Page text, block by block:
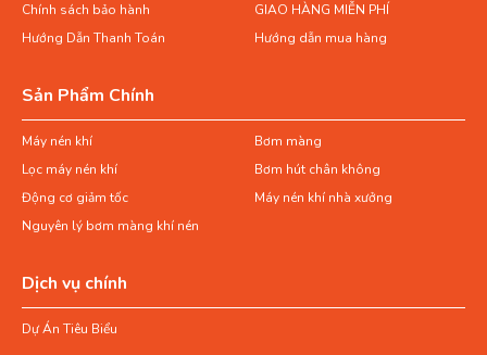
Chính sách bảo hành
GIAO HÀNG MIỄN PHÍ
Hướng Dẫn Thanh Toán
Hướng dẫn mua hàng
Sản Phẩm Chính
Máy nén khí
Bơm màng
Lọc máy nén khí
Bơm hút chân không
Động cơ giảm tốc
Máy nén khí nhà xưởng
Nguyên lý bơm màng khí nén
Dịch vụ chính
Dự Án Tiêu Biểu